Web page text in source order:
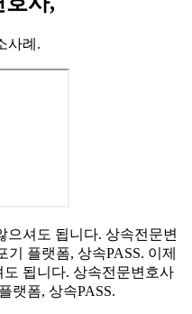
사례 .
으셔도 됩니다. 상속전문변
기 플랫폼, 상속PASS. 이제
도 됩니다. 상속전문변호사
랫폼, 상속PASS.